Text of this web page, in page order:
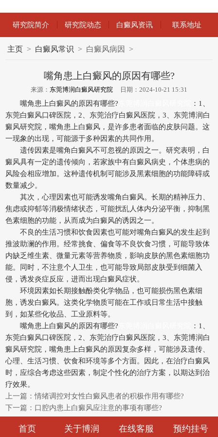
研究院简介 研究院动态 白癜风资讯 联系地址
主页 > 白癜风常识 > 白癜风病因 >
嘴角患上白癜风的原因有哪些?
来源： 东莞博润白癜风研究院 日期：2024-10-21 15:31
嘴角患上白癜风的原因有哪些?
：1、
东莞白癜风口碑医院，2、东莞治疗白癜风医院，3、东莞博润白
癜风研究院，嘴角患上白癜风，是许多患者面临的皮肤问题。这
一现象的出现，可能源于多种因素的共同作用。
遗传因素是嘴角白癜风不可忽视的原因之一。研究表明，白
癜风具有一定的遗传倾向，若家族中有白癜风病史，个体患病的
风险会相应增加。这种遗传机制可能涉及黑素细胞的功能障碍或
数量减少。
其次，心理因素也可能诱发嘴角白癜风。长期的精神压力、
焦虑或抑郁等消极情绪状态，可能扰乱人体内分泌平衡，抑制黑
色素细胞的功能，从而成为白癜风的诱因之一。
不良的生活习惯和饮食因素也可能对嘴角白癜风的发生起到
推波助澜的作用。经常挑食、偏食等不良饮食习惯，可能导致体
内缺乏维生素、微量元素等营养物质，影响皮肤的黑色素细胞功
能。同时，不注意个人卫生，也可能导致局部皮肤受到细菌入
侵，诱发炎症反应，进而出现白癜风症状。
环境因素如长期接触酚类化学物品，也可能损伤黑色素细
胞，诱发白癜风。这类化学物质可能在工作或日常生活中接触
到，如某些化妆品、工业原料等。
嘴角患上白癜风的原因有哪些?
：1、
东莞白癜风口碑医院，2、东莞治疗白癜风医院，3、东莞博润白
癜风研究院，嘴角患上白癜风的原因复杂多样，可能涉及遗传、
心理、生活习惯、饮食和环境等多个方面。因此，在治疗白癜风
时，应综合考虑这些因素，制定个性化的治疗方案，以期达到治
疗效果。
上一篇：情绪调控对女性白癜风患者的积极作用有哪些?
下一篇： 口腔内患上白癜风应注意的事项有哪些?
温馨提示： 白癜风病情复杂，治疗方法也不相同，建议
首页 关于博润 在线客服 预约挂号